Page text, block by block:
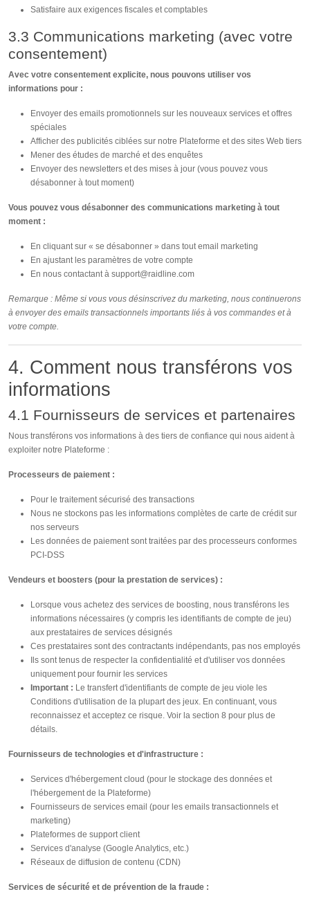
Satisfaire aux exigences fiscales et comptables
3.3 Communications marketing (avec votre
consentement)
Avec votre consentement explicite, nous pouvons utiliser vos
informations pour :
Envoyer des emails promotionnels sur les nouveaux services et offres
spéciales
Afficher des publicités ciblées sur notre Plateforme et des sites Web tiers
Mener des études de marché et des enquêtes
Envoyer des newsletters et des mises à jour (vous pouvez vous
désabonner à tout moment)
Vous pouvez vous désabonner des communications marketing à tout
moment :
En cliquant sur « se désabonner » dans tout email marketing
En ajustant les paramètres de votre compte
En nous contactant à support@raidline.com
Remarque : Même si vous vous désinscrivez du marketing, nous continuerons
à envoyer des emails transactionnels importants liés à vos commandes et à
votre compte.
4. Comment nous transférons vos
informations
4.1 Fournisseurs de services et partenaires
Nous transférons vos informations à des tiers de confiance qui nous aident à
exploiter notre Plateforme :
Processeurs de paiement :
Pour le traitement sécurisé des transactions
Nous ne stockons pas les informations complètes de carte de crédit sur
nos serveurs
Les données de paiement sont traitées par des processeurs conformes
PCI-DSS
Vendeurs et boosters (pour la prestation de services) :
Lorsque vous achetez des services de boosting, nous transférons les
informations nécessaires (y compris les identifiants de compte de jeu)
aux prestataires de services désignés
Ces prestataires sont des contractants indépendants, pas nos employés
Ils sont tenus de respecter la confidentialité et d'utiliser vos données
uniquement pour fournir les services
Important : Le transfert d'identifiants de compte de jeu viole les
Conditions d'utilisation de la plupart des jeux. En continuant, vous
reconnaissez et acceptez ce risque. Voir la section 8 pour plus de
détails.
Fournisseurs de technologies et d'infrastructure :
Services d'hébergement cloud (pour le stockage des données et
l'hébergement de la Plateforme)
Fournisseurs de services email (pour les emails transactionnels et
marketing)
Plateformes de support client
Services d'analyse (Google Analytics, etc.)
Réseaux de diffusion de contenu (CDN)
Services de sécurité et de prévention de la fraude :